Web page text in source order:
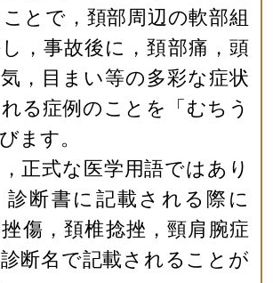
とで，頚部周辺の軟部組
，事故後に，頚部痛，頭
，目まい等の多彩な症状
る症例のことを「むちう
ます。
正式な医学用語ではあり
診断書に記載される際に
傷，頚椎捻挫，頸肩腕症
断名で記載されることが